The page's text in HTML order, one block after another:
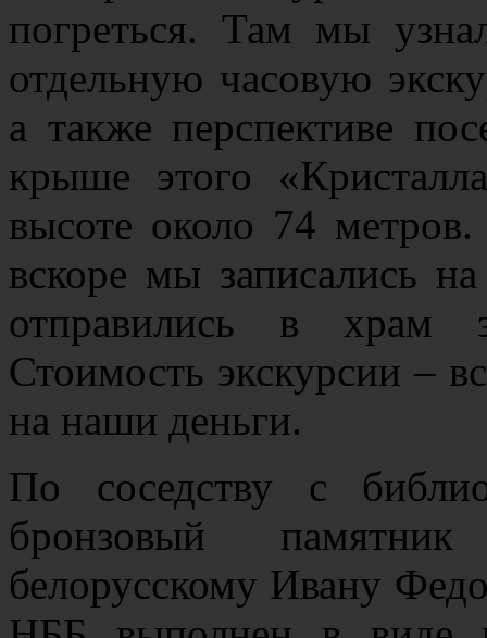
погреться. Там мы
отдельную часовую
а также перспективе
крыше этого
высоте около 74
вскоре мы записались
отправились в храм
Стоимость экскурсии –
на наши деньги.
По соседству с
бронзовый
белорусскому Ивану